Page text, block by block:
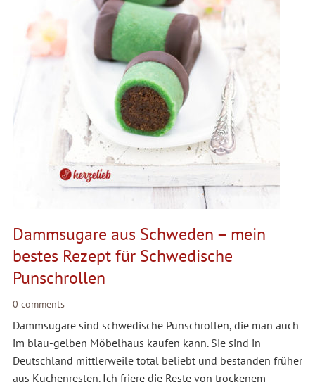
Dammsugare aus Schweden – mein
bestes Rezept für Schwedische
Punschrollen
0 comments
Dammsugare sind schwedische Punschrollen, die man auch
im blau-gelben Möbelhaus kaufen kann. Sie sind in
Deutschland mittlerweile total beliebt und bestanden früher
aus Kuchenresten. Ich friere die Reste von trockenem